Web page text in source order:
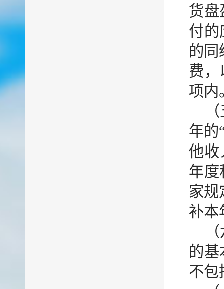
货盘
付的
的同
费
项内
年的
他收
年度
家规
补本
的
不包